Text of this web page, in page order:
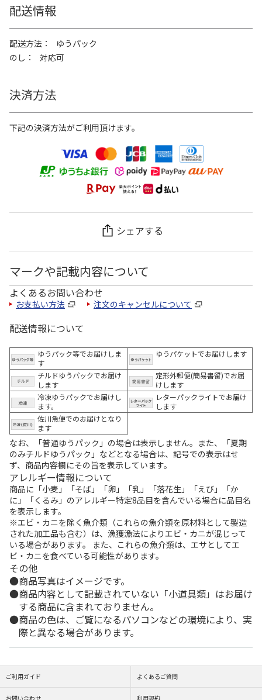
配送情報
配送方法
ゆうパック
のし
対応可
決済方法
下記の決済方法がご利用頂けます。
シェアする
マークや記載内容について
よくあるお問い合わせ
お支払い方法 注文のキャンセルについて
配送情報について
ゆうパック等でお届けしま
す
ゆうパケットでお届けします
チルドゆうパックでお届け
します
定形外郵便(簡易書留)でお届
けします
冷凍ゆうパックでお届けし
ます。
レターパックライトでお届け
します
佐川急便でのお届けとなり
ます
なお、「普通ゆうパック」の場合は表示しません。また、「夏期
のみチルドゆうパック」などとなる場合は、記号での表示はせ
ず、商品内容欄にその旨を表示しています。
アレルギー情報について
商品に「小麦」「そば」「卵」「乳」「落花生」「えび」「か
に」「くるみ」のアレルギー特定8品目を含んでいる場合に品目名
を表示します。
※エビ・カニを除く魚介類（これらの魚介類を原材料として製造
された加工品も含む）は、漁獲漁法によりエビ・カニが混じって
いる場合があります。 また、これらの魚介類は、エサとしてエ
ビ・カニを食べている可能性があります。
その他
商品写真はイメージです。
商品内容として記載されていない「小道具類」はお届け
する商品に含まれておりません。
商品の色は、ご覧になるパソコンなどの環境により、実
際と異なる場合があります。
ご利用ガイド よくあるご質問
お問い合わせ 利用規約